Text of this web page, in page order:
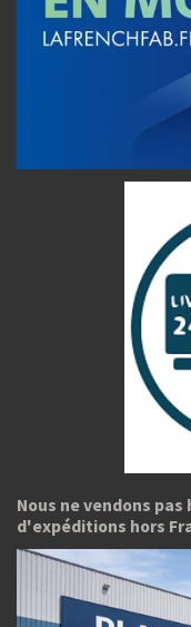
Nous ne vendons
d'expéditions hors